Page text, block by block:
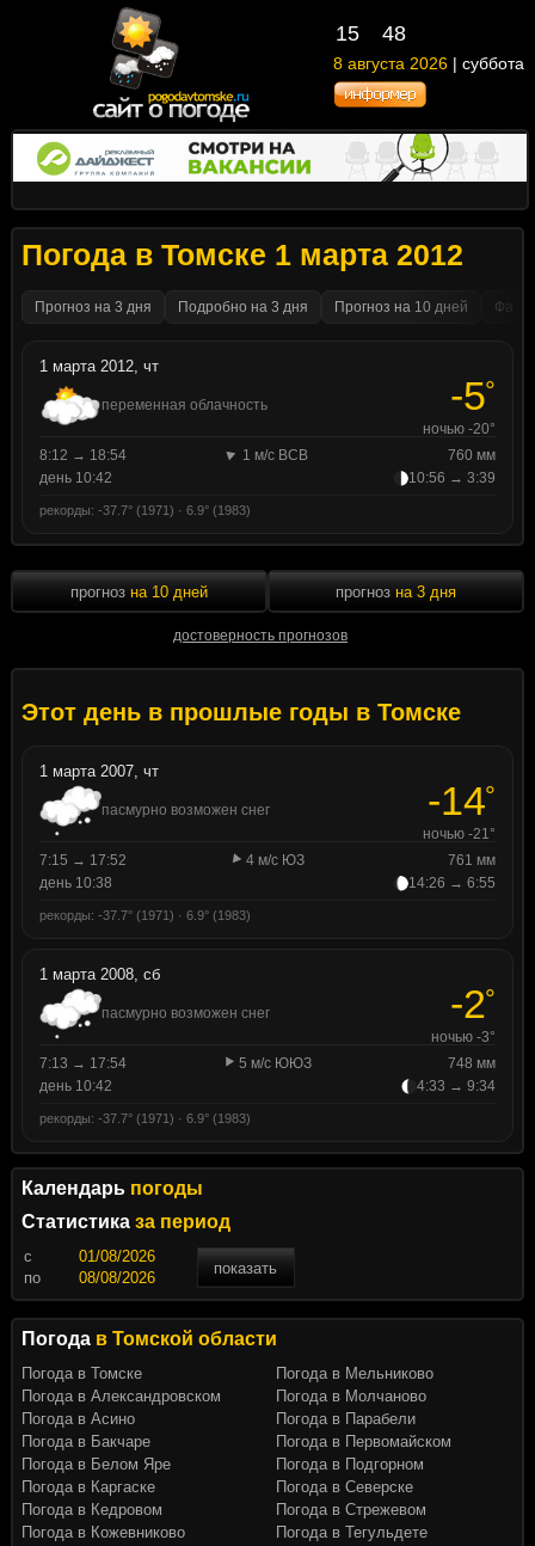
15 48
8 августа 2026 | суббота
Погода в Томске 1 марта 2012
Прогноз на 3 дня Подробно на 3 дня Прогноз на 10 дней
1 марта 2012, чт
переменная облачность -5°
ночью -20°
8:12 → 18:54
1 м/с ВСВ
760 мм
день 10:42
10:56 → 3:39
рекорды: -37.7° (1971) · 6.9° (1983)
прогноз на 10 дней
достоверность прогнозов
прогноз на 3 дня
Этот день в прошлые годы в Томске
1 марта 2007, чт
пасмурно возможен снег -14°
ночью -21°
7:15 → 17:52
4 м/с ЮЗ
761 мм
день 10:38
14:26 → 6:55
рекорды: -37.7° (1971) · 6.9° (1983)
1 марта 2008, сб
пасмурно возможен снег -2°
ночью -3°
7:13 → 17:54
5 м/с ЮЮЗ
748 мм
день 10:42
4:33 → 9:34
рекорды: -37.7° (1971) · 6.9° (1983)
Календарь погоды
Статистика за период
c
показать
по
Погода в Томской области
Погода в Томске
Погода в Александровском
Погода в Асино
Погода в Бакчаре
Погода в Белом Яре
Погода в Каргаске
Погода в Кедровом
Погода в Кожевниково
Погода в Мельниково
Погода в Молчаново
Погода в Парабели
Погода в Первомайском
Погода в Подгорном
Погода в Северске
Погода в Стрежевом
Погода в Тегульдете